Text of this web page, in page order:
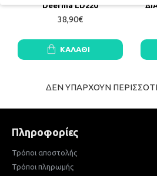
Deerma LD220
38,90€
ΚΑΛΆΘΙ
ΔΕΝ ΥΠΑΡΧΟΥΝ
Πληροφορίες
Τρόποι αποστολής
Τρόποι πληρωμής